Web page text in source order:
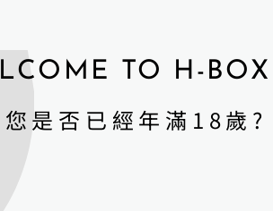
TO H-BOX
是否已經年滿18歲?